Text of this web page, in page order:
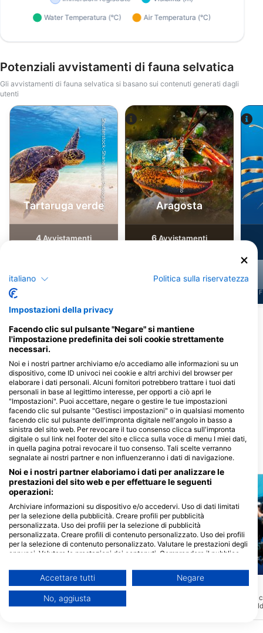
Potenziali avvistamenti di fauna selvatica
Gli avvistamenti di fauna selvatica si basano sui contenuti generati dagli
utenti
Shutterstock-Shane Myers Photography
Tartaruga verde
4Avvistamenti
Shutterstock-RLS Photo
Aragosta
6Avvistamenti
F
Centri d'immersione che riforniscono
questo sito d'immersione
Mariposa Diving@Pandan
Island
Pandan Island Dive Resort, 5104
Sablayan, Mindoro - Filippine
Siti d’immersione nelle vicinanze
Aqualung
Corner(★4.6)
Questo sito di immersione sul lato SW
dell'isola di Pandan è costituito da un
Mares
House Reef(★4.4)
Ideale per principianti,
un'immersione di
possibile vedere
italiano Politica sulla riservatezza
Impostazioni della privacy
Facendo clic sul pulsante "Negare" si mantiene
l'impostazione predefinita dei soli cookie strettamente
necessari.
Noi e i nostri partner archiviamo e/o accediamo alle informazioni su un
dispositivo, come ID univoci nei cookie e altri archivi del browser per
elaborare i dati personali. Alcuni fornitori potrebbero trattare i tuoi dati
personali in base al legittimo interesse, per opporti a ciò apri le
"Impostazioni". Puoi accettare, negare o gestire le tue impostazioni
facendo clic sul pulsante "Gestisci impostazioni" o in qualsiasi momento
facendo clic sul pulsante dell'impronta digitale nell'angolo in basso a
sinistra del sito web. Per revocare il tuo consenso clicca sull'impronta
digitale o sul link nel footer del sito e clicca sulla voce di menu I miei dati,
in quella pagina potrai revocare il tuo consenso. Tali scelte verranno
segnalate ai nostri partner e non influenzeranno i dati di navigazione.
Noi e i nostri partner elaboriamo i dati per analizzare le
prestazioni del sito web e per effettuare le seguenti
operazioni:
Archiviare informazioni su dispositivo e/o accedervi. Uso di dati limitati
per la selezione della pubblicità. Creare profili per pubblicità
personalizzata. Uso dei profili per la selezione di pubblicità
personalizzata. Creare profili di contenuto personalizzato. Uso dei profili
per la selezione di contenuto personalizzato. Valutare le prestazioni degli
annunci. Valutare le prestazioni dei contenuti. Comprendere il pubblico
diverse. Sviluppare e migliorare i servizi. Uso di dati limitati per la
selezione dei contenuti.
È possibile trovare ulteriori informazioni sull'utilizzo dei dati da parte di
Google qui: https://business.safety.google/privacy/
Accettare tutti Negare
No, aggiusta